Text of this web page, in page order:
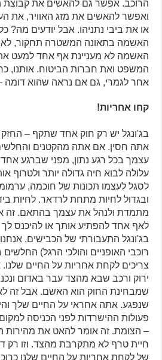
הרוכב. אפשר גם להאשים את קבוצת
ואפשר להאשים את מזג האוויר, את
או את ביבי נתניהו. אבל יודעים מה?
האשמה בתאונה המשטרה תחקור, לא
האשמה לא מעניינת אף אחד למעט
המשפט ואת חברות הביטוח. אותנו,
אחר לגמרי, גם אם נראה שהוא דומה
קחו אחריות!
בג'ונגל יש רק חוק אחד שתקף –
אתה חסין. אם אתה מהקטנים
עצמך בכל רגע נתון, מפני שברגע
עלולה לבוא חיה גדולה יותר ולטרוף
לסגל לעצמו תכונות של חוכמה,
ובגדול לחיות מתחת לרדאר. לחיות
מתמדת ולנהל את עצמך בהתאם. זה
לאף אחד להפתיע אותך או להיכנס
בג'ונגל התעבורתי של הכבישים,
רוכבי האופניים והולכי הרגל)
צריכים לקחת אחריות על החיים
ירוק ורכב שבא מהצד עבר באדום
שמבחינת החוק הוא האשם. אבל זה לא
שנפגע. אתה אחראי על החיים שלך
פעולות ההישרדות לפני הכניסה
– הצומת. זה אומר להאט את מהירות
חיית טרף לא מתקרבת מהצד. וזו רק
של לקחת אחריות על החיים שלנו